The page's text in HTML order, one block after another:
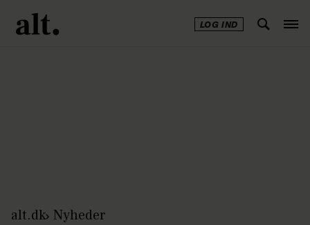
LOG IND
alt.dk Nyheder